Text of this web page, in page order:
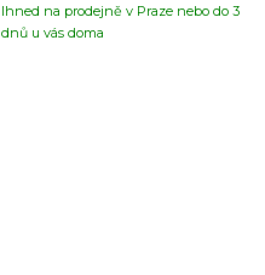
Ihned na prodejně v Praze nebo do 3
dnů u vás doma